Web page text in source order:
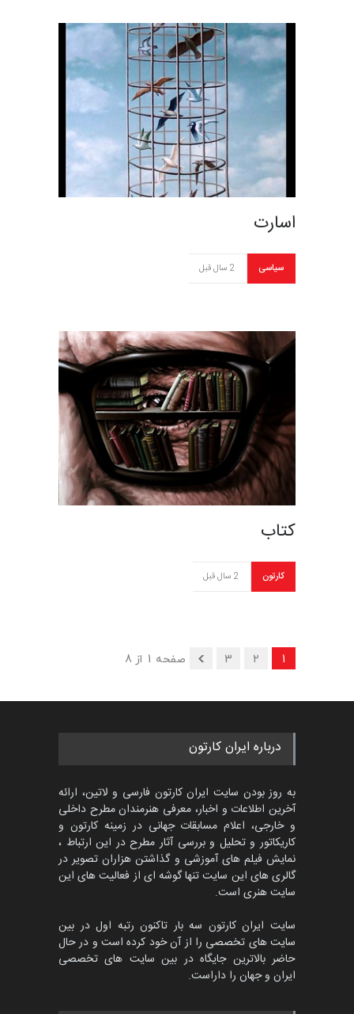
اسارت
سیاسی 2 سال قبل
کتاب
کارتون 2 سال قبل
1
2
3 صفحه 1 از 8
درباره ایران کارتون
به روز بودن سایت ایران کارتون فارسی و لاتین، ارائه
آخرین اطلاعات و اخبار، معرفی هنرمندان مطرح داخلی
و خارجی، اعلام مسابقات جهانی در زمینه کارتون و
کاریکاتور و تحلیل و بررسی آثار مطرح در این ارتباط ،
نمایش فیلم های آموزشی و گذاشتن هزاران تصویر در
گالری های این سایت تنها گوشه ای از فعالیت های این
سایت هنری است.
سایت ایران کارتون سه بار تاکنون رتبه اول در بین
سایت های تخصصی را از آن خود کرده است و در حال
حاضر بالاترین جایگاه در بین سایت های تخصصی
ایران و جهان را داراست.